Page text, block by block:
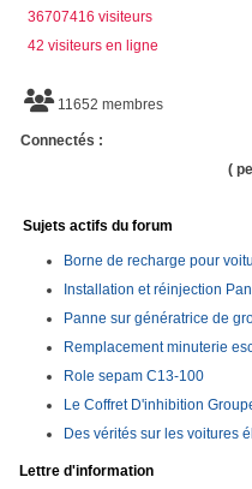
36707416 visiteurs
42 visiteurs en ligne
11652 membres
Connectés :
(
Sujets actifs du forum
Borne de recharge pour
Installation et réinjection
Panne sur génératrice de
Remplacement minuterie
Role sepam C13-100
Le Coffret D'inhibition
Des vérités sur les voitures
Lettre d'information